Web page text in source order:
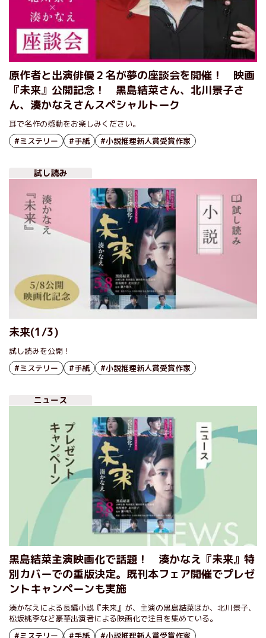
原作者と出演俳優２名が夢の座談会を開催！ 映画
『未来』公開記念！ 黒島結菜さん、北川景子さ
ん、湊かなえさんスペシャルトーク
耳で名作の感動をお楽しみください。
#ミステリー
#手紙 #小説推理新人賞受賞作家
試し読み
未来(1/3)
試し読みを公開！
#ミステリー
#手紙 #小説推理新人賞受賞作家
ニュース
黒島結菜主演映画化で話題！ 湊かなえ『未来』特
別カバーでの重版決定。既刊本フェア開催でプレゼ
ントキャンペーンも実施
湊かなえによる長編小説『未来』が、主演の黒島結菜ほか、北川景子、
松坂桃李など豪華出演者による映画化で注目を集めている。
#ミステリー
#手紙 #小説推理新人賞受賞作家